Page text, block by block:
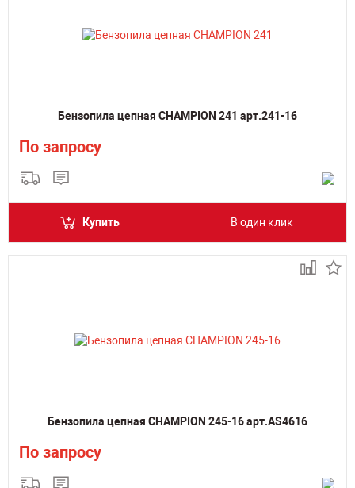
Бензопила цепная CHAMPION 241 арт.241-16
По запросу
Купить В один клик
Бензопила цепная CHAMPION 245-16 арт.AS4616
По запросу